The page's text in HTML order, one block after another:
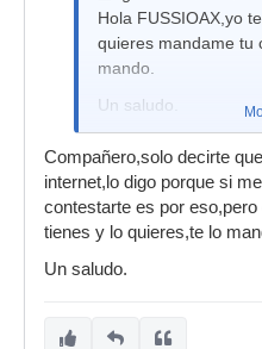
Hola FUSSIOAX,yo
quieres mandame tu
mando.
Un saludo.
Compañero,solo decirte
internet,lo digo porque si
contestarte es por
tienes y lo quieres,te lo
Un saludo.